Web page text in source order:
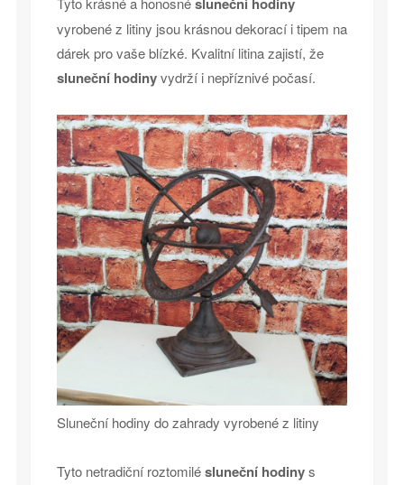
vyrobené z litiny jsou krásnou dekorací i tipem na
dárek pro vaše blízké. Kvalitní litina zajistí, že
sluneční hodinyvydrží i nepříznivé počasí.
Sluneční hodiny do zahrady vyrobené z litiny
Tyto netradiční roztomilésluneční hodinys